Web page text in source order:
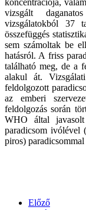
koncentrációja,
vizsgált
vizsgálatokból 37
összefüggés
sem számoltak be
hatásról. A friss
található meg, de a
alakul át.
feldolgozott
az emberi
feldolgozás során
WHO által
paradicsom ivólével
piros)
Előző